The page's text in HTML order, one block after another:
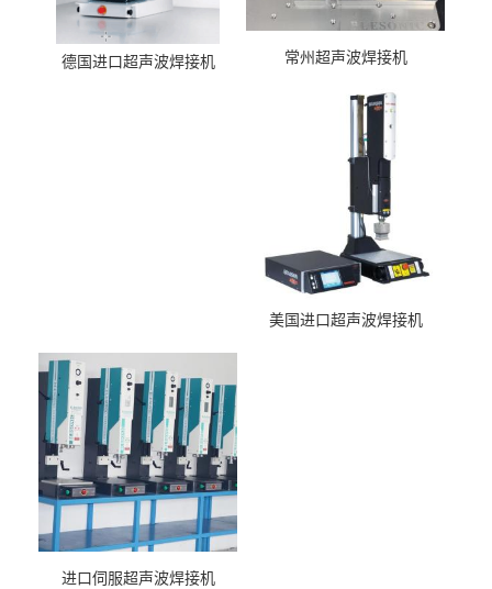
德国进口超声波焊接机 常州超声波焊接机
美国进口超声波焊接机
进口伺服超声波焊接机